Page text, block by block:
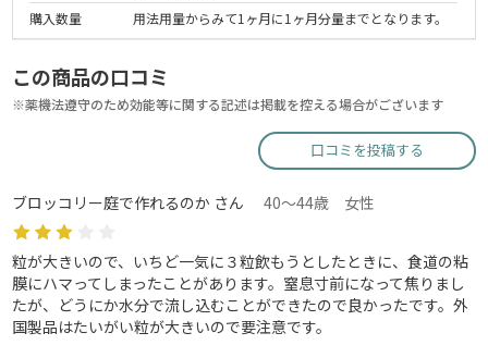
購入数量
用法用量からみて1ヶ月に1ヶ月分量までとなります。
この商品の口コミ
※薬機法遵守のため効能等に関する記述は掲載を控える場合がございます
口コミを投稿する
ブロッコリー庭で作れるのか さん 40～44歳 女性
粒が大きいので、いちど一気に３粒飲もうとしたときに、食道の粘
膜にハマってしまったことがあります。窒息寸前になって焦りまし
たが、どうにか水分で流し込むことができたので良かったです。外
国製品はたいがい粒が大きいので要注意です。